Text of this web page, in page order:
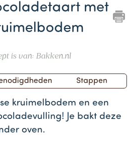
met
is van: Bakken.nl
Stappen
kruimelbodem en een
Je bakt deze
oven.